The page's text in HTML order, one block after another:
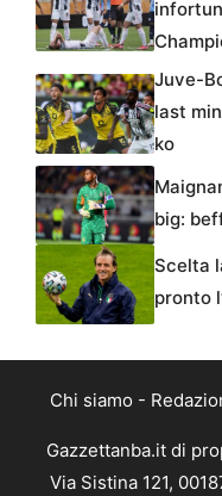
Juve-
last
ko
big:
Scelta
pronto
Chi siamo -
Gazzettanba.it di
Via Sistina 121,